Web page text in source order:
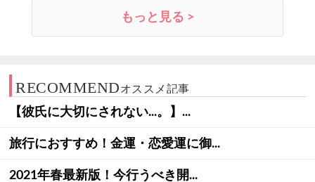
もっと見る >
RECOMMENDオススメ記事
【彼氏に大切にされない...。】...
旅行におすすめ！金運・恋愛運に御...
2021年春最新版！今行うべき開...